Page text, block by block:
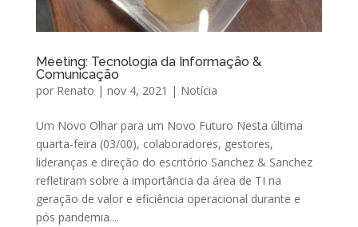
Meeting: Tecnologia da Informação &
Comunicação
por Renato | nov 4, 2021 | Notícia
Um Novo Olhar para um Novo Futuro Nesta última
quarta-feira (03/00), colaboradores, gestores,
lideranças e direção do escritório Sanchez & Sanchez
refletiram sobre a importância da área de TI na
geração de valor e eficiência operacional durante e
pós pandemia....